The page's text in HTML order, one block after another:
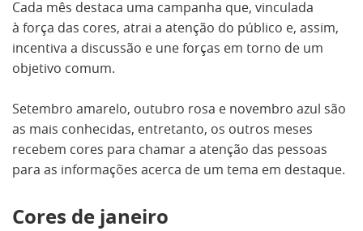
Cada mês destaca uma campanha que, vinculada
à força das cores, atrai a atenção do público e, assim,
incentiva a discussão e une forças em torno de um
objetivo comum.
Setembro amarelo, outubro rosa e novembro azul são
as mais conhecidas, entretanto, os outros meses
recebem cores para chamar a atenção das pessoas
para as informações acerca de um tema em destaque.
Cores de janeiro